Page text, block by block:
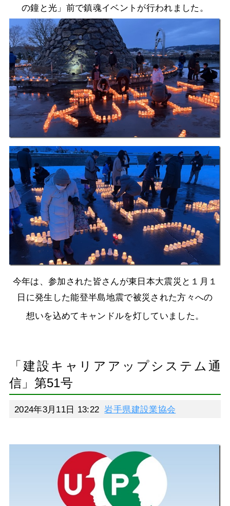
の鐘と光」前で鎮魂イベントが行われました。
今年は、参加された皆さんが東日本大震災と１月１
日に発生した能登半島地震で被災された方々への
想いを込めてキャンドルを灯していました。
「建設キャリアアップシステム通
信」第51号
2024年3月11日 13:22 岩手県建設業協会